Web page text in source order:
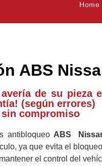
Home
ABS
avería de su pieza
(según errores)
compromiso
antibloqueo ABS
ya que evita el
el control del